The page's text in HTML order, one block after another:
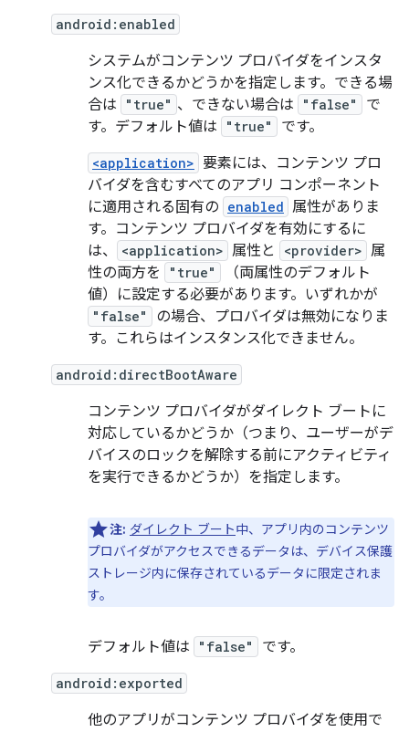
android:enabled
システムがコンテンツ プロバイダをインスタ
ンス化できるかどうかを指定します。できる場
合は
"true" 、できない場合は "false"
で
す。デフォルト値は
"true" です。
<application> 要素には、コンテンツ プロ
バイダを含むすべてのアプリ コンポーネント
に適用される固有の enabled 属性がありま
す。コンテンツ プロバイダを有効にするに
は、
<application> 属性と <provider> 属
性の両方を
"true"
（両属性のデフォルト
値）に設定する必要があります。いずれかが
"false"
の場合、プロバイダは無効になりま
す。これらはインスタンス化できません。
android:directBootAware
コンテンツ プロバイダがダイレクト ブートに
対応しているかどうか（つまり、ユーザーがデ
バイスのロックを解除する前にアクティビティ
を実行できるかどうか）を指定します。
注: ダイレクト ブート中、アプリ内のコンテンツ
プロバイダがアクセスできるデータは、デバイス保護
ストレージ内に保存されているデータに限定されま
す。
デフォルト値は "false" です。
android:exported
他のアプリがコンテンツ プロバイダを使用で